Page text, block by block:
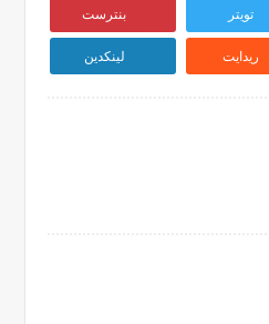
تويتر بنترست
ريدايت لينكدين